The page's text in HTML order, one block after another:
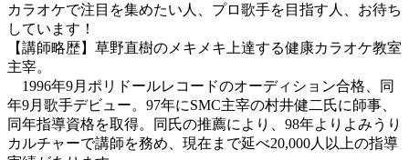
カラオケで注目を集めたい人、プロ歌手を目指す人、お待ち
しています！
【講師略歴】草野直樹のメキメキ上達する健康カラオケ教室
主宰。
1996年9月ポリドールレコードのオーディション合格、同
年9月歌手デビュー。97年にSMC主宰の村井健二氏に師事、
同年指導資格を取得。同氏の推薦により、98年よりよみうり
カルチャーで講師を務め、現在まで延べ20,000人以上の指導